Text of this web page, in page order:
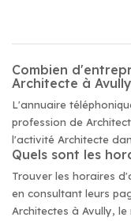
Combien
Architecte à
L'annuaire
profession de
l'activité Architecte
Quels sont les
Trouver les horaires
en consultant leurs
Architectes à Avully,